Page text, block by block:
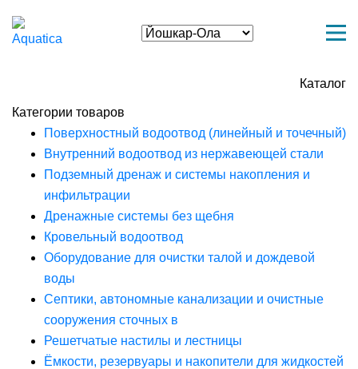
Каталог
Категории товаров
Поверхностный водоотвод (линейный и точечный)
Внутренний водоотвод из нержавеющей стали
Подземный дренаж и системы накопления и
инфильтрации
Дренажные системы без щебня
Кровельный водоотвод
Оборудование для очистки талой и дождевой
воды
Септики, автономные канализации и очистные
сооружения сточных в
Решетчатые настилы и лестницы
Ёмкости, резервуары и накопители для жидкостей